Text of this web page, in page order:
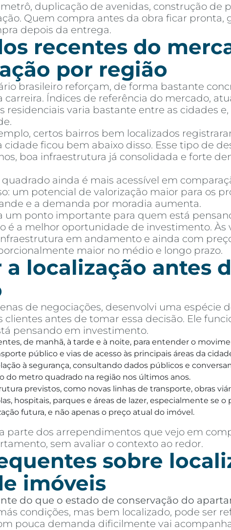
duplicação de avenidas, construção de
Quem compra antes da obra ficar
depois da entrega.
recentes do
por região
brasileiro reforçam, de forma bastante
carreira. Índices de referência do mercado,
residenciais varia bastante entre as cidades
certos bairros bem localizados
cidade ficou bem abaixo disso. Esse tipo de
boa infraestrutura já consolidada e forte
ainda é mais acessível em
um potencial de valorização maior para os
e a demanda por moradia aumenta.
um ponto importante para quem está
é a melhor oportunidade de investimento. Às
em andamento e ainda com
maior no médio e longo prazo.
a localização antes
de negociações, desenvolvi uma espécie
clientes antes de tomar essa decisão. Ele
pensando em investimento.
de manhã, à tarde e à noite, para entender o
público e vias de acesso às principais áreas da
à segurança, consultando dados públicos e
do metro quadrado na região nos últimos anos.
previstos, como novas linhas de transporte, obras
hospitais, parques e áreas de lazer, especialmente se o
futura, e não apenas o preço atual do imóvel.
parte dos arrependimentos que vejo em
sem avaliar o contexto ao redor.
sobre
imóveis
do que o estado de conservação do
condições, mas bem localizado, pode ser
pouca demanda dificilmente vai